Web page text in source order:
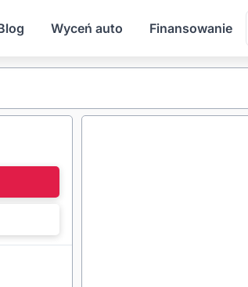
Wyceń auto Finansowanie